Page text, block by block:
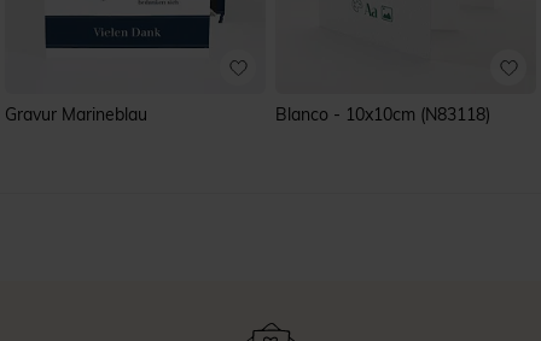
Gravur Marineblau Blanco - 10x10cm (N83118)